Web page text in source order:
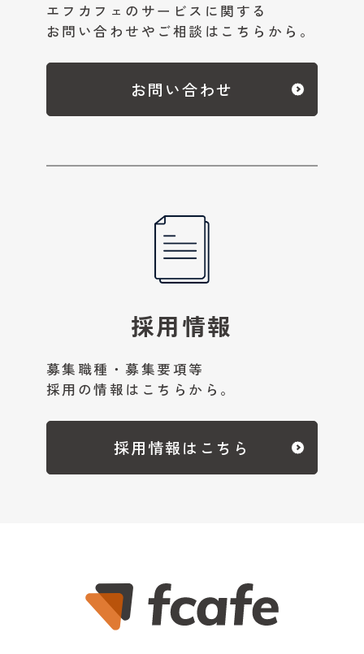
エフカフェのサービスに関する
お問い合わせやご相談はこちらから。
お問い合わせ
採用情報
募集職種・募集要項等
採用の情報はこちらから。
採用情報はこちら